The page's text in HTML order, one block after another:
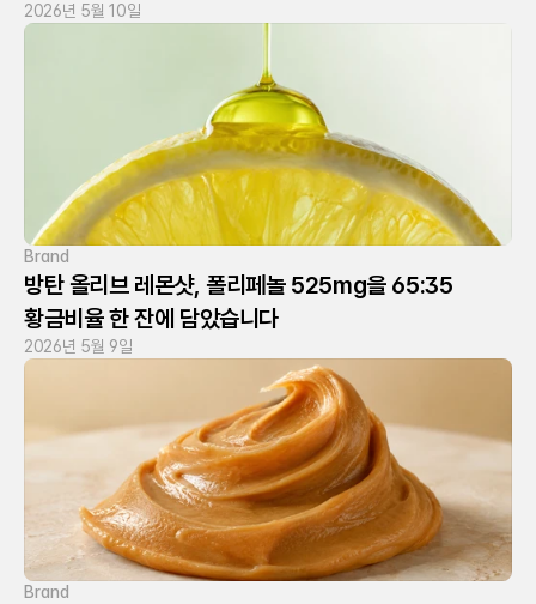
2026년 5월 10일
Brand
방탄 올리브 레몬샷, 폴리페놀 525mg을 65:35
황금비율 한 잔에 담았습니다
2026년 5월 9일
Brand